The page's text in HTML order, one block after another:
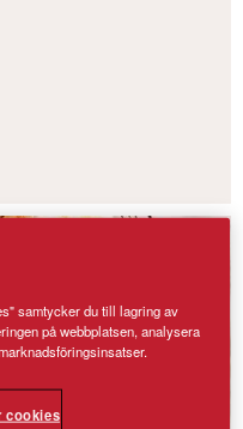
samtycker du till lagring av
på webbplatsen, analysera
cookies